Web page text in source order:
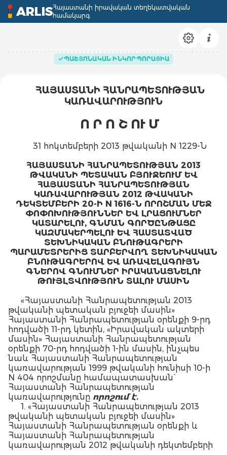
ARLISՀայաստանի իրավական տեղեկատվական
համակարգ
ՊԱՇՏՈՆԱԿԱՆ ԻՆԿՈՐՊՈՐԱՑԻԱ
ՀԱՅԱՍՏԱՆԻ ՀԱՆՐԱՊԵՏՈՒԹՅԱՆ
ԿԱՌԱՎԱՐՈՒԹՅՈՒՆ
Ո Ր Ո Շ ՈՒ Մ
31 հոկտեմբերի 2013 թվականի N 1229-Ն
ՀԱՅԱՍՏԱՆԻ ՀԱՆՐԱՊԵՏՈՒԹՅԱՆ 2013
ԹՎԱԿԱՆԻ ՊԵՏԱԿԱՆ ԲՅՈՒՋԵՈՒՄ ԵՎ
ՀԱՅԱՍՏԱՆԻ ՀԱՆՐԱՊԵՏՈՒԹՅԱՆ
ԿԱՌԱՎԱՐՈՒԹՅԱՆ 2012 ԹՎԱԿԱՆԻ
ԴԵԿՏԵՄԲԵՐԻ 20-Ի N 1616-Ն ՈՐՈՇՄԱՆ ՄԵՋ
ՓՈՓՈԽՈՒԹՅՈՒՆՆԵՐ ԵՎ ԼՐԱՑՈՒՄՆԵՐ
ԿԱՏԱՐԵԼՈՒ, ԳՆՄԱՆ ԳՈՐԾԸՆԹԱՑԸ
ԿԱԶՄԱԿԵՐՊԵԼՈՒ ԵՎ ՀԱՍՏԱՏՎԱԾ
ՏԵԽՆԻԿԱԿԱՆ ԲՆՈՒԹԱԳՐԵՐԻ
ՊԱՐԱՄԵՏՐԵՐԻՑ ՏԱՐԲԵՐՎՈՂ ՏԵԽՆԻԿԱԿԱՆ
ԲՆՈՒԹԱԳՐԵՐՈՎ ԵՎ ԱՌԱՎԵԼԱԳՈՒՅՆ
ԳՆԵՐՈՎ ԳՆՈՒՄՆԵՐ ԻՐԱԿԱՆԱՑՆԵԼՈՒ
ԹՈՒՅԼՏՎՈՒԹՅՈՒՆ ՏԱԼՈՒ ՄԱՍԻՆ
«Հայաստանի Հանրապետության 2013
թվականի պետական բյուջեի մասին»
Հայաստանի Հանրապետության օրենքի 9-րդ
հոդվածի 11-րդ կետին, «Իրավական ակտերի
մասին» Հայաստանի Հանրապետության
օրենքի 70-րդ հոդվածի 1-ին մասին, ինչպես
նաև Հայաստանի Հանրապետության
կառավարության 1999 թվականի հունիսի 10-ի
N 404 որոշմանը համապատասխան`
Հայաստանի Հանրապետության
կառավարությունը որոշում է.
1. «Հայաստանի Հանրապետության 2013
թվականի պետական բյուջեի մասին»
Հայաստանի Հանրապետության օրենքի և
Հայաստանի Հանրապետության
կառավարության 2012 թվականի դեկտեմբերի